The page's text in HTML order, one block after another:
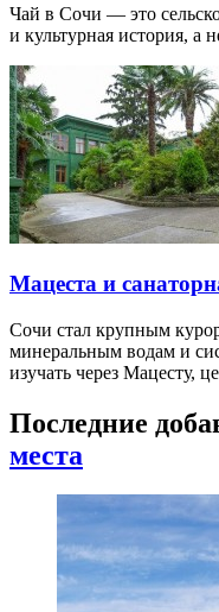
Чай в Сочи — это
и культурная история, а
Мацеста и
Сочи стал крупным
минеральным водам и
изучать через Мацесту,
Последние
места